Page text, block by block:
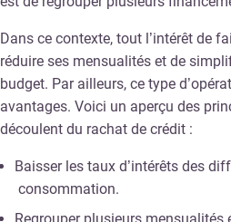
Dans ce contexte, tout l’intérêt de
réduire ses mensualités et de
budget. Par ailleurs, ce type
avantages. Voici un aperçu des
découlent du rachat de crédit :
Baisser les taux d’intérêts des
consommation.
Regrouper plusieurs mensualités